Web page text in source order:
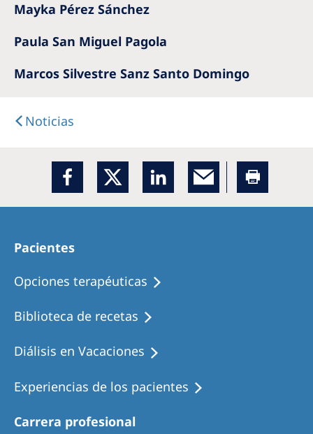
Mayka Pérez Sánchez
Paula San Miguel Pagola
Marcos Silvestre Sanz Santo Domingo
Noticias
Pacientes
Opciones terapéuticas
Biblioteca de recetas
Diálisis en Vacaciones
Experiencias de los pacientes
Carrera profesional